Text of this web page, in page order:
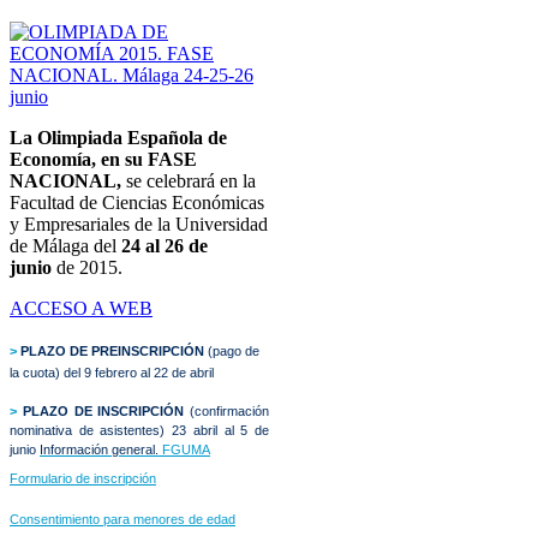
La Olimpiada Española de
Economía, en su FASE
NACIONAL, se celebrará en la
Facultad de Ciencias Económicas
y Empresariales de la Universidad
de Málaga del 24 al 26 de
junio de 2015.
ACCESO A WEB
> PLAZO DE PREINSCRIPCIÓN (pago de
la cuota) del 9 febrero al 22 de abril
> PLAZO DE INSCRIPCIÓN (confirmación
nominativa de asistentes)23 abril al 5 de
junio Información general. FGUMA
Formulario de inscripción
Consentimiento para menores de edad